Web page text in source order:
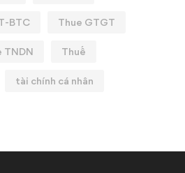
BTC Thue GTGT
TNDN Thuế
tài chính cá nhân